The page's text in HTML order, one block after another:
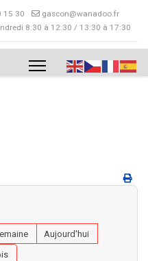
15 30
gascon@wanadoo.fr
8:30 à 12:30 / 13:30 à 17:30
Aujourd'hui